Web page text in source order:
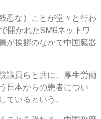
忍な）ことが堂々と行わ
開かれたSMGネットワ
が挨拶のなかで中国臓器
議員らと共に、厚生労働
日本からの患者につい
ているという。